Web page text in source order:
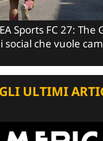
Sports FC 27: The
social che vuole
GLI ULTIMI